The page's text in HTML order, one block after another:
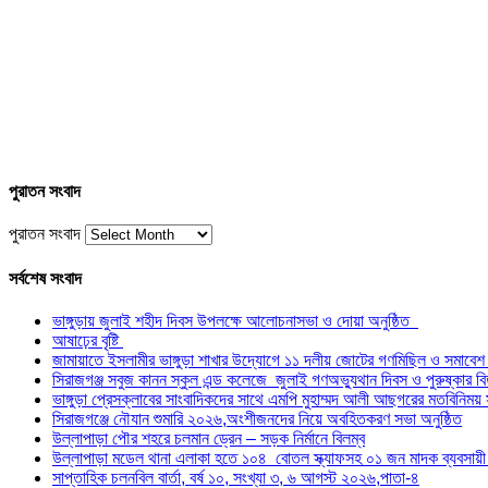
পুরাতন সংবাদ
পুরাতন সংবাদ
সর্বশেষ সংবাদ
ভাঙ্গুড়ায় জুলাই শহীদ দিবস উপলক্ষে আলোচনাসভা ও দোয়া অনুষ্ঠিত
আষাঢ়ের বৃষ্টি
জামায়াতে ইসলামীর ভাঙ্গুড়া শাখার উদ্যোগে ১১ দলীয় জোটের গণমিছিল ও
সিরাজগঞ্জ সবুজ কানন স্কুল এন্ড কলেজে জুলাই গণঅভ্যুথান দিবস ও পুরুষ্কার
ভাঙ্গুড়া প্রেসক্লাবের সাংবাদিকদের সাথে এমপি মুহাম্মদ আলী আছগরের
সিরাজগঞ্জে নৌযান শুমারি ২০২৬,অংশীজনদের নিয়ে অবহিতকরণ সভা অনুষ্ঠিত
উল্লাপাড়া পৌর শহরে চলমান ড্রেন – সড়ক নির্মানে বিলম্ব
উল্লাপাড়া মডেল থানা এলাকা হতে ১০৪ বোতল স্ক্যাফসহ ০১ জন মাদক
সাপ্তাহিক চলনবিল বার্তা, বর্ষ ১০, সংখ্যা ৩, ৬ আগস্ট ২০২৬,পাতা-৪